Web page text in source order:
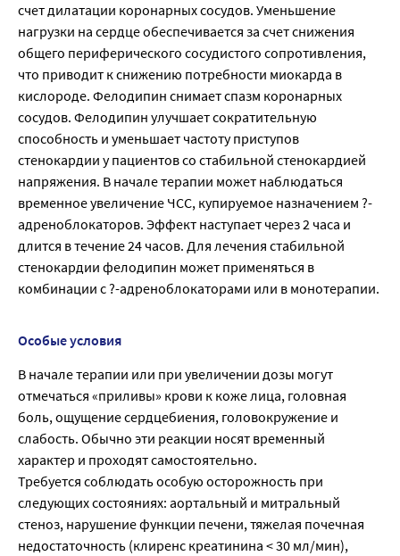
счет дилатации коронарных сосудов. Уменьшение
нагрузки на сердце обеспечивается за счет снижения
общего периферического сосудистого сопротивления,
что приводит к снижению потребности миокарда в
кислороде. Фелодипин снимает спазм коронарных
сосудов. Фелодипин улучшает сократительную
способность и уменьшает частоту приступов
стенокардии у пациентов со стабильной стенокардией
напряжения. В начале терапии может наблюдаться
временное увеличение ЧСС, купируемое назначением ?-
адреноблокаторов. Эффект наступает через 2 часа и
длится в течение 24 часов. Для лечения стабильной
стенокардии фелодипин может применяться в
комбинации с ?-адреноблокаторами или в монотерапии.
Особые условия
В начале терапии или при увеличении дозы могут
отмечаться «приливы» крови к коже лица, головная
боль, ощущение сердцебиения, головокружение и
слабость. Обычно эти реакции носят временный
характер и проходят самостоятельно.
Требуется соблюдать особую осторожность при
следующих состояниях: аортальный и митральный
стеноз, нарушение функции печени, тяжелая почечная
недостаточность (клиренс креатинина < 30 мл/мин),